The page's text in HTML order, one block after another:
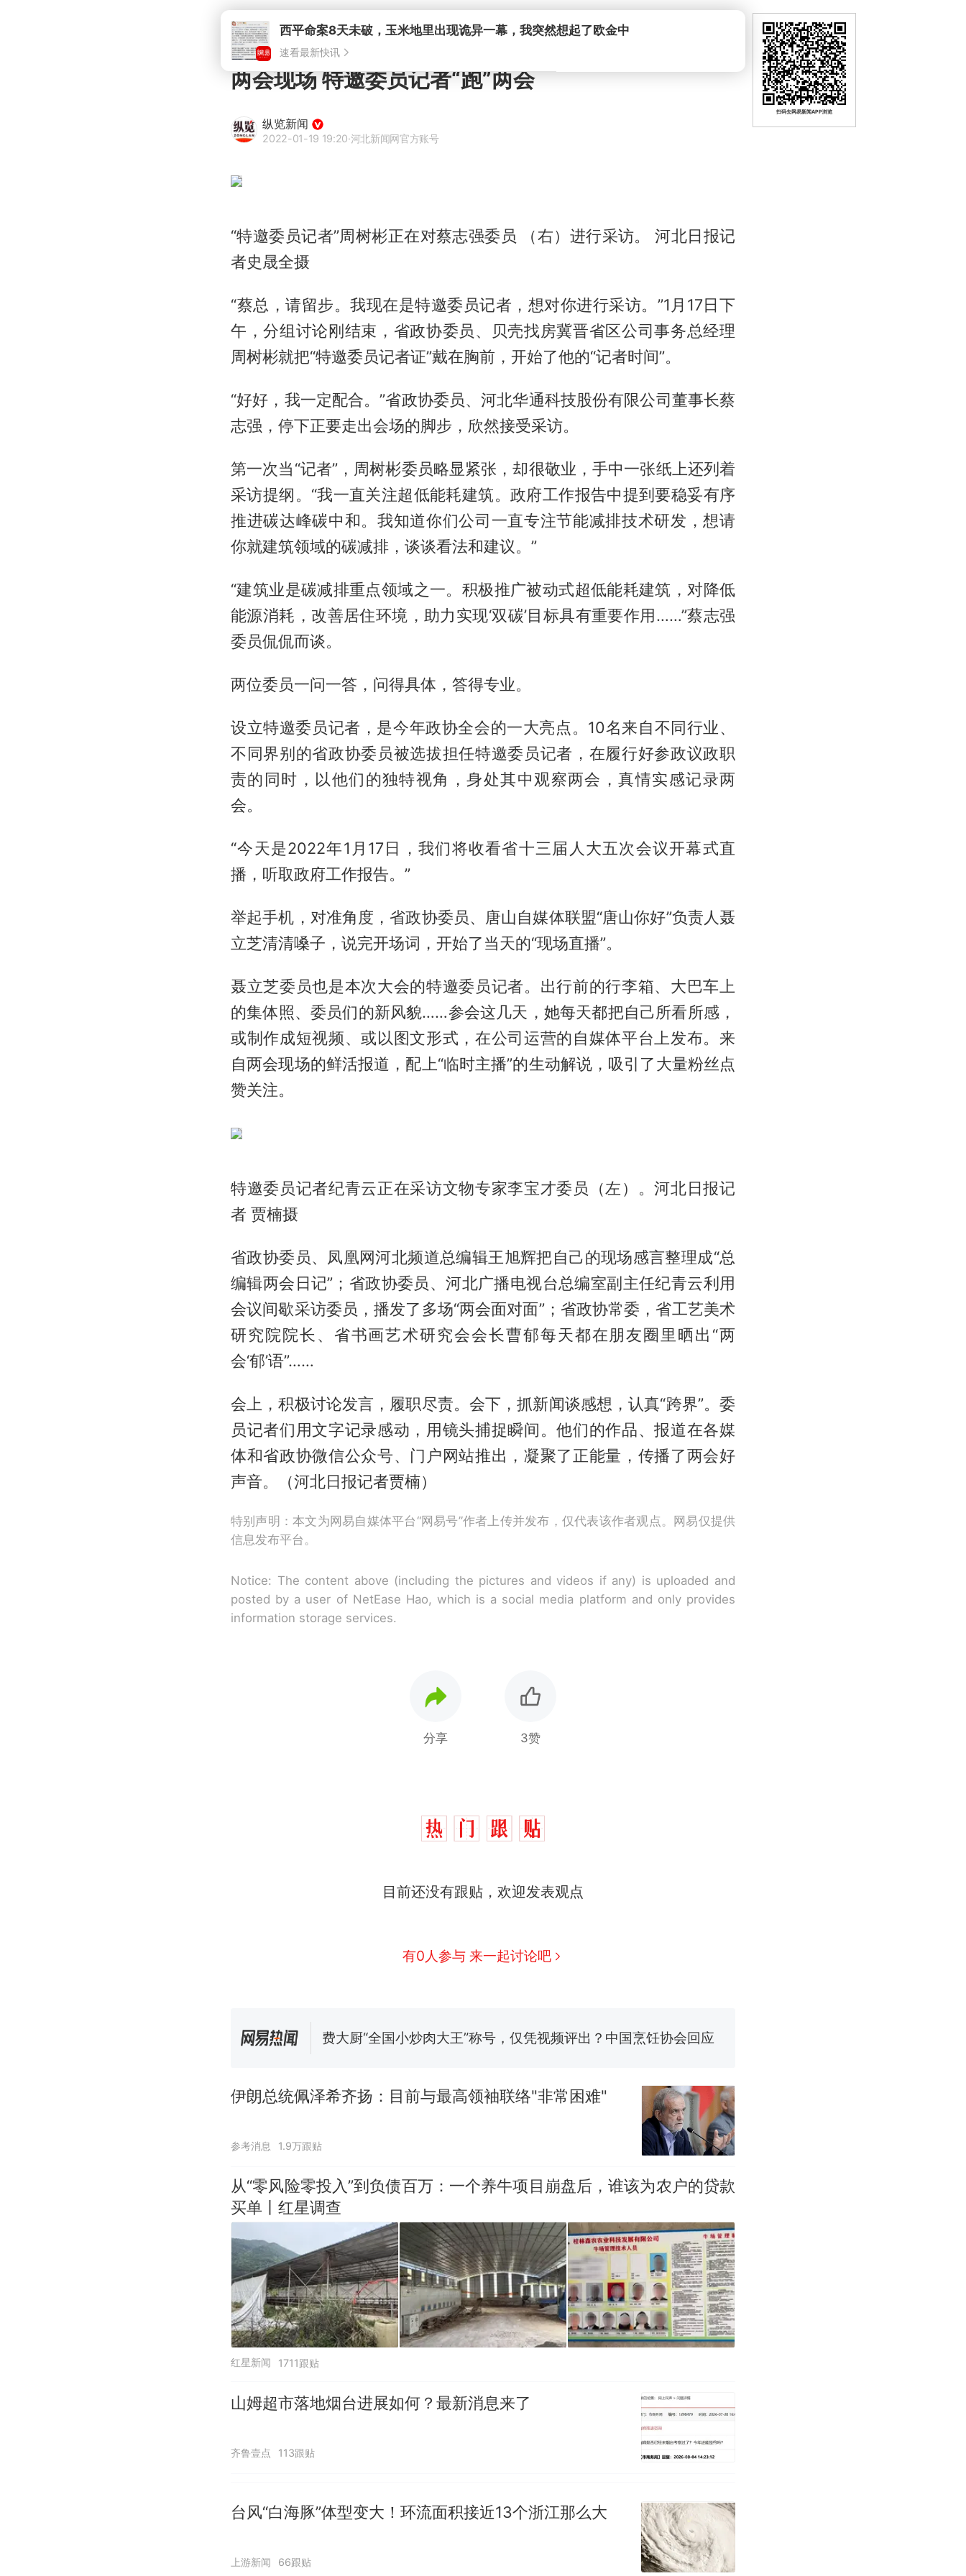
西平命案8天未破，玉米地里出现诡异一幕，我突然想起了欧金中
速看最新快讯
两会现场 特邀委员记者“跑”两会
纵览新闻
2022-01-19 19:20·河北新闻网官方账号
“特邀委员记者”周树彬正在对蔡志强委员 （右）进行采访。 河北日报记
者史晟全摄
“蔡总，请留步。我现在是特邀委员记者，想对你进行采访。”1月17日下
午，分组讨论刚结束，省政协委员、贝壳找房冀晋省区公司事务总经理
周树彬就把“特邀委员记者证”戴在胸前，开始了他的“记者时间”。
“好好，我一定配合。”省政协委员、河北华通科技股份有限公司董事长蔡
志强，停下正要走出会场的脚步，欣然接受采访。
第一次当“记者”，周树彬委员略显紧张，却很敬业，手中一张纸上还列着
采访提纲。“我一直关注超低能耗建筑。政府工作报告中提到要稳妥有序
推进碳达峰碳中和。我知道你们公司一直专注节能减排技术研发，想请
你就建筑领域的碳减排，谈谈看法和建议。”
“建筑业是碳减排重点领域之一。积极推广被动式超低能耗建筑，对降低
能源消耗，改善居住环境，助力实现‘双碳’目标具有重要作用……”蔡志强
委员侃侃而谈。
两位委员一问一答，问得具体，答得专业。
设立特邀委员记者，是今年政协全会的一大亮点。10名来自不同行业、
不同界别的省政协委员被选拔担任特邀委员记者，在履行好参政议政职
责的同时，以他们的独特视角，身处其中观察两会，真情实感记录两
会。
“今天是2022年1月17日，我们将收看省十三届人大五次会议开幕式直
播，听取政府工作报告。”
举起手机，对准角度，省政协委员、唐山自媒体联盟“唐山你好”负责人聂
立芝清清嗓子，说完开场词，开始了当天的“现场直播”。
聂立芝委员也是本次大会的特邀委员记者。出行前的行李箱、大巴车上
的集体照、委员们的新风貌……参会这几天，她每天都把自己所看所感，
或制作成短视频、或以图文形式，在公司运营的自媒体平台上发布。来
自两会现场的鲜活报道，配上“临时主播”的生动解说，吸引了大量粉丝点
赞关注。
特邀委员记者纪青云正在采访文物专家李宝才委员（左）。河北日报记
者 贾楠摄
省政协委员、凤凰网河北频道总编辑王旭辉把自己的现场感言整理成“总
编辑两会日记”；省政协委员、河北广播电视台总编室副主任纪青云利用
会议间歇采访委员，播发了多场“两会面对面”；省政协常委，省工艺美术
研究院院长、省书画艺术研究会会长曹郁每天都在朋友圈里晒出“两
会‘郁’语”……
会上，积极讨论发言，履职尽责。会下，抓新闻谈感想，认真“跨界”。委
员记者们用文字记录感动，用镜头捕捉瞬间。他们的作品、报道在各媒
体和省政协微信公众号、门户网站推出，凝聚了正能量，传播了两会好
声音。（河北日报记者贾楠）
特别声明：本文为网易自媒体平台“网易号”作者上传并发布，仅代表该作者观点。网易仅提供
信息发布平台。
Notice: The content above (including the pictures and videos if any) is uploaded and
posted by a user of NetEase Hao, which is a social media platform and only provides
information storage services.
分享 3赞
目前还没有跟贴，欢迎发表观点
有0人参与 来一起讨论吧
制裁瓜子饺子，美国怕什么？
男子上山采菌偶然发现鸡枞菌窝，原地守1天等它长大：挖了140多
朵
参考消息）
那个在床头放菜刀的女孩，因老师一句“跟我回家”改写了人生
伊朗总统佩泽希齐扬：目前与最高领袖联络"非常困难"
参考消息 1.9万跟贴
从“零风险零投入”到负债百万：一个养牛项目崩盘后，谁该为农户的贷款
买单丨红星调查
红星新闻 1711跟贴
山姆超市落地烟台进展如何？最新消息来了
齐鲁壹点 113跟贴
台风“白海豚”体型变大！环流面积接近13个浙江那么大
上游新闻 66跟贴
扫码去网易新闻APP浏览